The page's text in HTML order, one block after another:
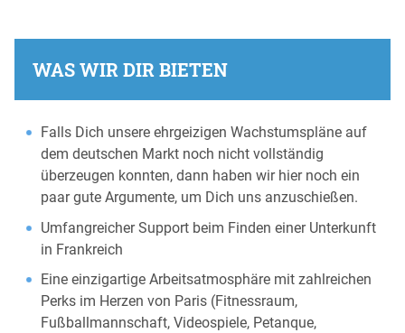
WAS WIR DIR BIETEN
Falls Dich unsere ehrgeizigen Wachstumspläne auf
dem deutschen Markt noch nicht vollständig
überzeugen konnten, dann haben wir hier noch ein
paar gute Argumente, um Dich uns anzuschießen.
Umfangreicher Support beim Finden einer Unterkunft
in Frankreich
Eine einzigartige Arbeitsatmosphäre mit zahlreichen
Perks im Herzen von Paris (Fitnessraum,
Fußballmannschaft, Videospiele, Petanque,